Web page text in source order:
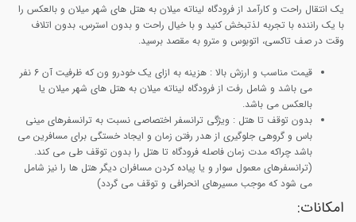
یک انتقال راحت و کارآمد از فرودگاه لیناته میلان به هتل های شهر میلان و بالعکس را
با یک راننده با تجربه لذتبخش کنید و با خیال راحت و بدون استرس، بدون اتلاف
وقت در صف تاکسی، اتوبوس و مترو به مقصد برسید.
قیمت مناسب و ارزش بالا :
هزینه به ازای یک خودرو ون که ظرفیت آن 6 نفر
می باشد و شامل رفت از فرودگاه لیناته میلان به هتل های شهر میلان یا
بالعکس می باشد.
بدون توقف تا هتل : ویژگی ترانسفر اختصاصی نسبت به ترانسفرهای مینی
باس و گروهی جلوگیری از هدر رفتن زمان و ایجاد خستگی برای مسافرین می
باشد چراکه مدت زمان فاصله فرودگاه تا هتل را بدون توقف طی می کند.
(ترانسفرهای معمول سوار و یا پیاده کردن مسافران دیگر هتل ها را نیز شامل
می شود که موجب مسیرهای انحرافی و توقف می گردد)
امکانات: